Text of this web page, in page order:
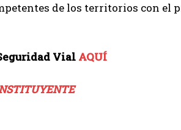
de los territorios con el
Vial AQUÍ